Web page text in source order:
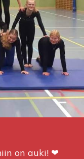
on auki! ❤